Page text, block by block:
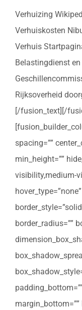
Verhuizing
Verhuiskosten
Verhuis
Belastingdienst
Rijksoverheid
[/fusion_text][/
spacing=””
min_height=””
visibility,medium-
border_radius=””